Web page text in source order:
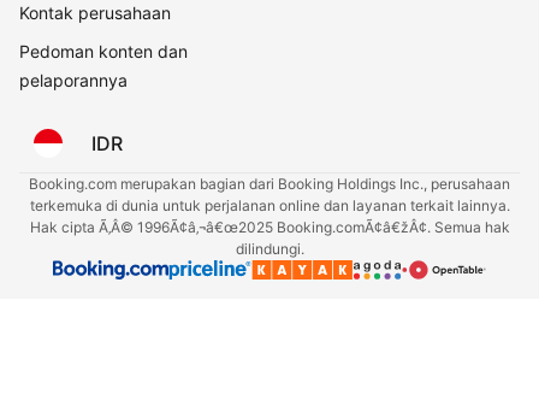
Kontak perusahaan
Pedoman konten dan
pelaporannya
IDR
Booking.com merupakan bagian dari Booking Holdings Inc., perusahaan
terkemuka di dunia untuk perjalanan online dan layanan terkait lainnya.
Hak cipta Ã‚Â© 1996Ã¢â‚¬â€œ2025 Booking.comÃ¢â€žÂ¢. Semua hak
dilindungi.